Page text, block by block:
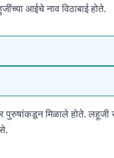
आईचे नाव विठाबाई होते.
पुरुषांकडून मिळाले होते.